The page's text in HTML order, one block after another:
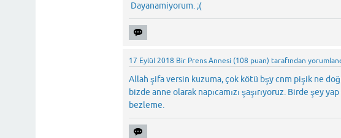
Dayanamiyorum. ;(
17 Eylül 2018 Bir Prens Annesi (108 puan) tarafından
Allah şifa versin kuzuma, çok kötü bşy cnm pişik ne
bizde anne olarak napıcamızı şaşırıyoruz. Birde şey
bezleme.